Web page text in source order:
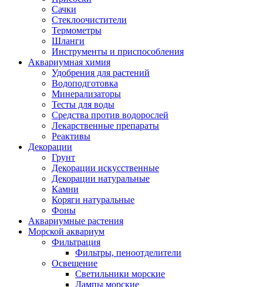
Сачки
Стеклоочистители
Термометры
Шланги
Инструменты и приспособления
Аквариумная химия
Удобрения для растений
Водоподготовка
Минерализаторы
Тесты для воды
Средства против водорослей
Лекарственные препараты
Реактивы
Декорации
Грунт
Декорации искусственные
Декорации натуральные
Камни
Коряги натуральные
Фоны
Аквариумные растения
Морской аквариум
Фильтрация
Фильтры, пеноотделители
Освещение
Светильники морские
Лампы морские